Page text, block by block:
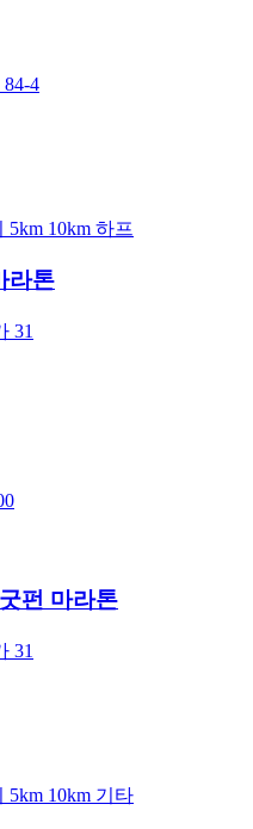
4
5km 10km 하프
라톤
31
펀 마라톤
31
5km 10km 기타